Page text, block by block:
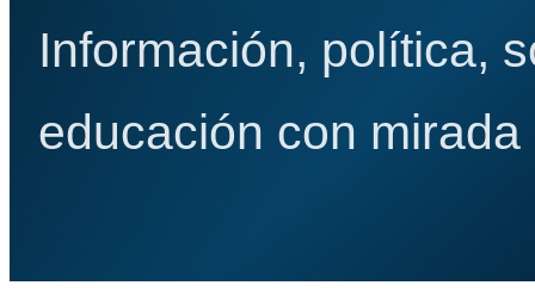
Información, política,
educación con